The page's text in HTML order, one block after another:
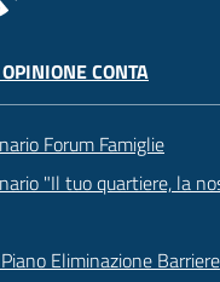
CONTA
Forum Famiglie
"Il tuo quartiere, la
Eliminazione Barriere